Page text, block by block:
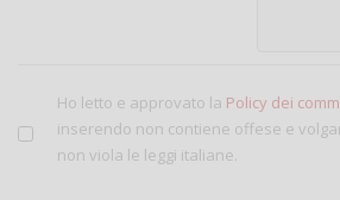
Ho letto e approvato la Policy dei
inserendo non contiene offese e
non viola le leggi italiane.